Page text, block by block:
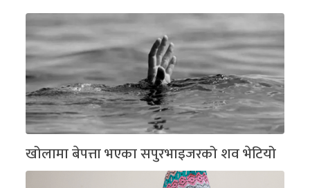
खोलामा बेपत्ता भएका सपुरभाइजरको शव भेटियो